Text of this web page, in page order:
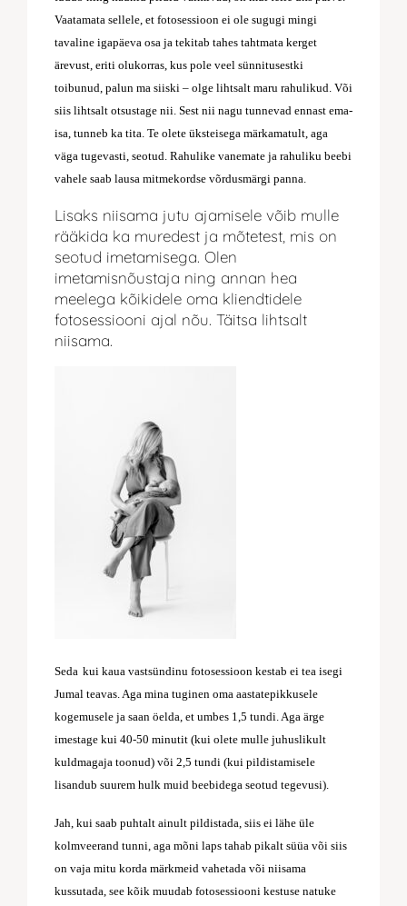
Vaatamata sellele, et fotosessioon ei ole sugugi mingi
tavaline igapäeva osa ja tekitab tahes tahtmata kerget
ärevust, eriti olukorras, kus pole veel sünnitusestki
toibunud, palun ma siiski – olge lihtsalt maru rahulikud. Või
siis lihtsalt otsustage nii. Sest nii nagu tunnevad ennast ema-
isa, tunneb ka tita. Te olete üksteisega märkamatult, aga
väga tugevasti, seotud. Rahulike vanemate ja rahuliku beebi
vahele saab lausa mitmekordse võrdusmärgi panna.
Lisaks niisama jutu ajamisele võib mulle
rääkida ka muredest ja mõtetest, mis on
seotud imetamisega. Olen
imetamisnõustaja ning annan hea
meelega kõikidele oma kliendtidele
fotosessiooni ajal nõu. Täitsa lihtsalt
niisama.
Seda kui kaua vastsündinu fotosessioon kestab ei tea isegi
Jumal teavas. Aga mina tuginen oma aastatepikkusele
kogemusele ja saan öelda, et umbes 1,5 tundi. Aga ärge
imestage kui 40-50 minutit (kui olete mulle juhuslikult
kuldmagaja toonud) või 2,5 tundi (kui pildistamisele
lisandub suurem hulk muid beebidega seotud tegevusi).
Jah, kui saab puhtalt ainult pildistada, siis ei lähe üle
kolmveerand tunni, aga mõni laps tahab pikalt süüa või siis
on vaja mitu korda märkmeid vahetada või niisama
kussutada, see kõik muudab fotosessiooni kestuse natuke